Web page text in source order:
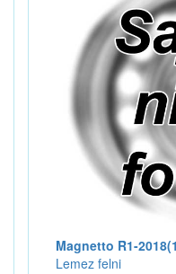
Magnetto R1-
Lemez felni